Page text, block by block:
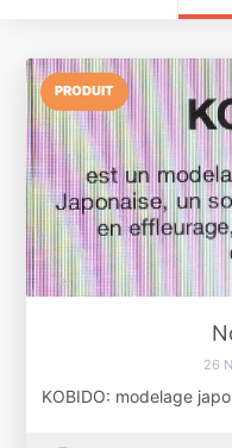
PRODUIT
26
KOBIDO: modelage